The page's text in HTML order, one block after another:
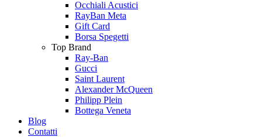
Occhiali Acustici
RayBan Meta
Gift Card
Borsa Spegetti
Top Brand
Ray-Ban
Gucci
Saint Laurent
Alexander McQueen
Philipp Plein
Bottega Veneta
Blog
Contatti